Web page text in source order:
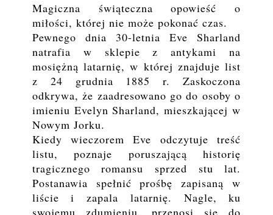
Magiczna świąteczna opowieść o
miłości, której nie może pokonać czas.
Pewnego dnia 30-letnia Eve Sharland
natrafia w sklepie z antykami na
mosiężną latarnię, w której znajduje list
z 24 grudnia 1885 r. Zaskoczona
odkrywa, że zaadresowano go do osoby o
imieniu Evelyn Sharland, mieszkającej w
Nowym Jorku.
Kiedy wieczorem Eve odczytuje treść
listu, poznaje poruszającą historię
tragicznego romansu sprzed stu lat.
Postanawia spełnić prośbę zapisaną w
liście i zapala latarnię. Nagle, ku